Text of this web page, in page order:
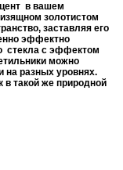
в вашем
золотистом
заставляя его
эффектно
стекла с эффектом
можно
на разных уровнях.
в такой же природной